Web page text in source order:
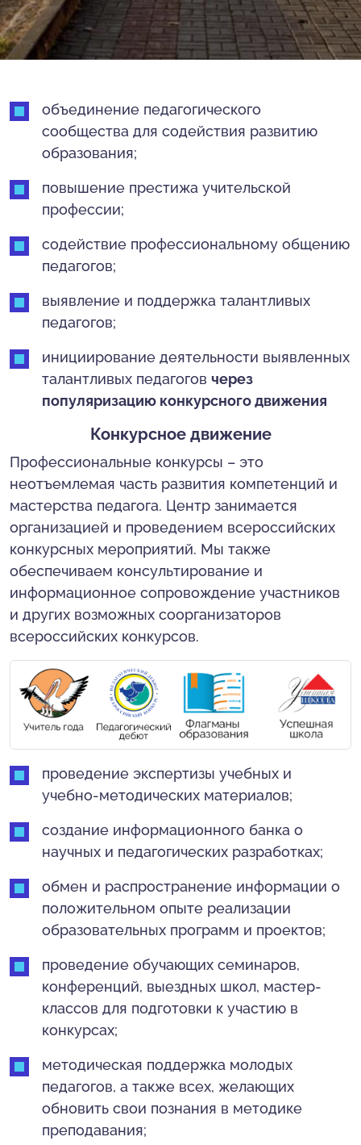
объединение педагогического
сообщества для содействия развитию
образования;
повышение престижа учительской
профессии;
содействие профессиональному общению
педагогов;
выявление и поддержка талантливых
педагогов;
инициирование деятельности выявленных
талантливых педагогов через
популяризацию конкурсного движения
Конкурсное движение
Профессиональные конкурсы – это
неотъемлемая часть развития компетенций и
мастерства педагога. Центр занимается
организацией и проведением всероссийских
конкурсных мероприятий. Мы также
обеспечиваем консультирование и
информационное сопровождение участников
и других возможных соорганизаторов
всероссийских конкурсов.
проведение экспертизы учебных и
учебно-методических материалов;
создание информационного банка о
научных и педагогических разработках;
обмен и распространение информации о
положительном опыте реализации
образовательных программ и проектов;
проведение обучающих семинаров,
конференций, выездных школ, мастер-
классов для подготовки к участию в
конкурсах;
методическая поддержка молодых
педагогов, а также всех, желающих
обновить свои познания в методике
преподавания;